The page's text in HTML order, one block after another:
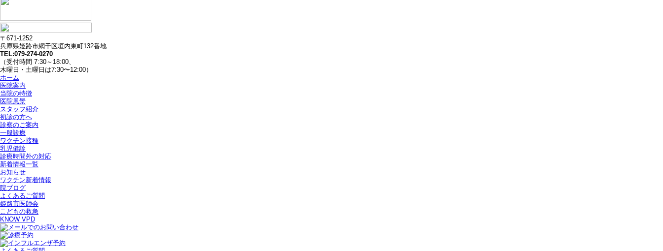
〒671-1252
兵庫県姫路市網干区垣内東町132番地
TEL:079-274-0270
（受付時間 7:30～18:00、
木曜日・土曜日は7:30〜12:00）
ホーム
医院案内
当院の特徴
医院風景
スタッフ紹介
初診の方へ
診察のご案内
一般診療
ワクチン接種
乳児健診
診療時間外の対応
新着情報一覧
お知らせ
ワクチン新着情報
院ブログ
よくあるご質問
姫路市医師会
こどもの救急
KNOW VPD